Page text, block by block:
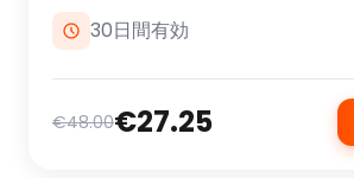
30日間有効
€48.00€27.25